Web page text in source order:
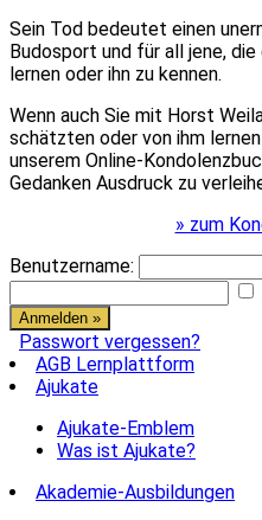
Sein Tod bedeutet einen
Budosport und für all jene,
lernen oder ihn zu kennen.
Wenn auch Sie mit Horst
schätzten oder von ihm
unserem Online-
Gedanken Ausdruck zu
» zum
Benutzername:
Passwort vergessen?
AGB Lernplattform
Ajukate
Ajukate-Emblem
Was ist Ajukate?
Akademie-Ausbildungen